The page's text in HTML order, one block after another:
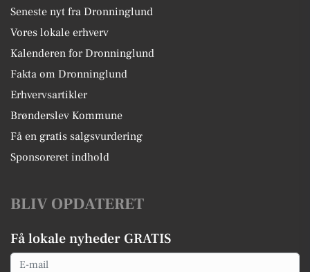
Seneste nyt fra Dronninglund
Vores lokale erhverv
Kalenderen for Dronninglund
Fakta om Dronninglund
Erhvervsartikler
Brønderslev Kommune
Få en gratis salgsvurdering
Sponsoreret indhold
BLIV OPDATERET
Få lokale nyheder GRATIS
Email